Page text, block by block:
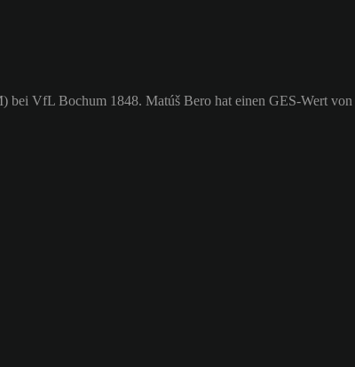
bei VfL Bochum 1848. Matúš Bero hat einen GES-Wert von